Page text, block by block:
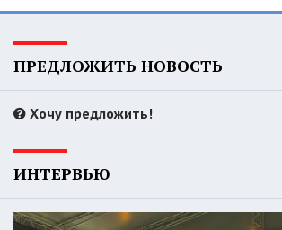
ПРЕДЛОЖИТЬ НОВОСТЬ
Хочу предложить!
ИНТЕРВЬЮ